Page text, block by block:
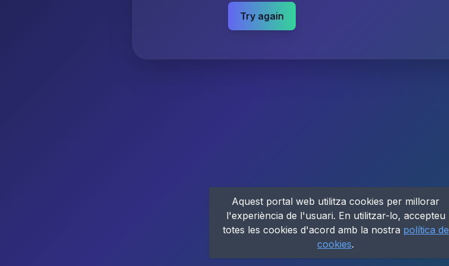
Try again
Aquest portal web utilitza cookies per millorar
l'experiència de l'usuari. En utilitzar-lo, accepteu
totes les cookies d'acord amb la nostra política de
cookies.